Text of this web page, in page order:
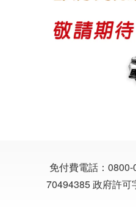
免付費電話： 0800-
70494385政府許可